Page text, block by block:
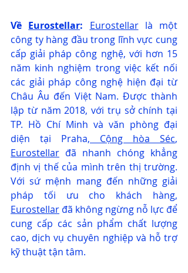
Về Eurostellar: Eurostellar là một
công ty hàng đầu trong lĩnh vực cung
cấp giải pháp công nghệ, với hơn 15
năm kinh nghiệm trong việc kết nối
các giải pháp công nghệ hiện đại từ
Châu Âu đến Việt Nam. Được thành
lập từ năm 2018, với trụ sở chính tại
TP. Hồ Chí Minh và văn phòng đại
diện tại Praha, Cộng hòa Séc
Eurostellar đã nhanh chóng khẳng
định vị thế của mình trên thị trường.
Với sứ mệnh mang đến những giải
Eurostellar đã không ngừng nỗ lực để
cung cấp các sản phẩm chất lượng
cao, dịch vụ chuyên nghiệp và hỗ trợ
kỹ thuật tận tâm.